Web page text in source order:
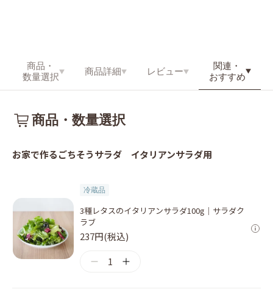
商品・
数量選択
商品詳細 レビュー
関連・
おすすめ
商品・数量選択
お家で作るごちそうサラダ イタリアンサラダ用
冷蔵品
3種レタスのイタリアンサラダ100g｜サラダク
ラブ
237円(税込)
1